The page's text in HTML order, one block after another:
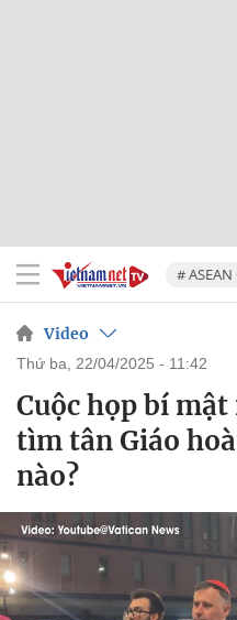
#
Video
thứ ba, 22/04/2025 - 11:42
Cuộc họp bí
tìm tân Giáo
nào?